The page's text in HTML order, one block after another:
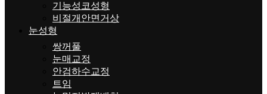
기능성코성형
비절개안면거상
눈성형
쌍꺼풀
눈매교정
안검하수교정
트임